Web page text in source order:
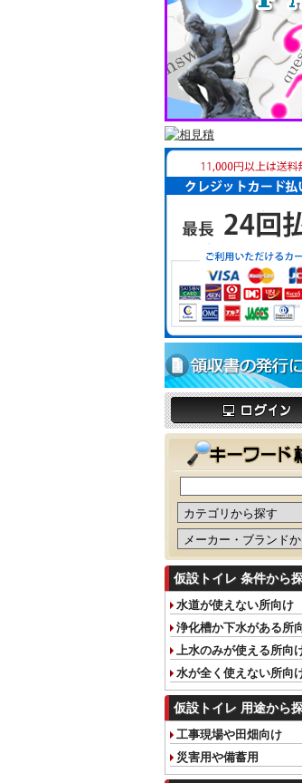
仮設トイレ 条件から
水道が使えない所向け
浄化槽か下水がある所
上水のみが使える所向
水が全く使えない所向
仮設トイレ 用途から
工事現場や田畑向け
災害用や備蓄用